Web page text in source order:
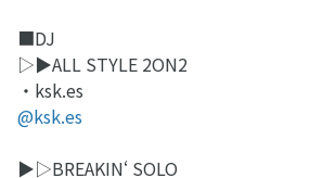
■DJ
▷▶︎ALL STYLE 2ON2
・ksk.es
@ksk.es
▶︎▷BREAKIN‘ SOLO